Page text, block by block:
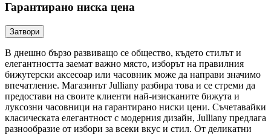
Гарантирано ниска цена
Затвори
В днешно бързо развиващо се общество, където стилът и
елегантността заемат важно място, изборът на правилния
бижутерски аксесоар или часовник може да направи значимо
впечатление. Магазинът Julliany разбира това и се стреми да
предостави на своите клиенти най-изисканите бижута и
луксозни часовници на гарантирано ниски цени. Съчетавайки
класическата елегантност с модерния дизайн, Julliany предлага
разнообразие от избори за всеки вкус и стил. От деликатни